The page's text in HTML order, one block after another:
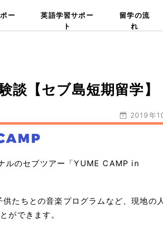
ー
英語学習サポー
ト
留学の流
れ
【セブ島短期留学】
2019年
ルのセブツアー「YUME CAMP in
たちとの音楽プログラムなど、現地の
ができます。